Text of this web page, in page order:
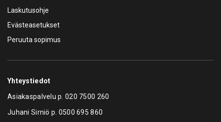
Laskutusohje
Evästeasetukset
Peruuta sopimus
Yhteystiedot
Asiakaspalvelu p.020 7500 260
Juhani Sirniö p. 0500 695 860